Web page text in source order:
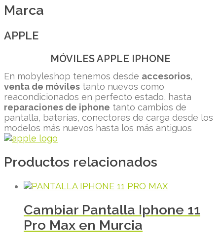
Marca
APPLE
MÓVILES APPLE IPHONE
En mobyleshop tenemos desde accesorios,
venta de móviles tanto nuevos como
reacondicionados en perfecto estado, hasta
reparaciones de iphone tanto cambios de
pantalla, baterías, conectores de carga desde los
modelos más nuevos hasta los más antiguos
Productos relacionados
Cambiar Pantalla Iphone 11
Pro Max en Murcia